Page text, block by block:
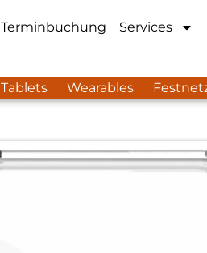
Terminbuchung Services
Tablets Wearables